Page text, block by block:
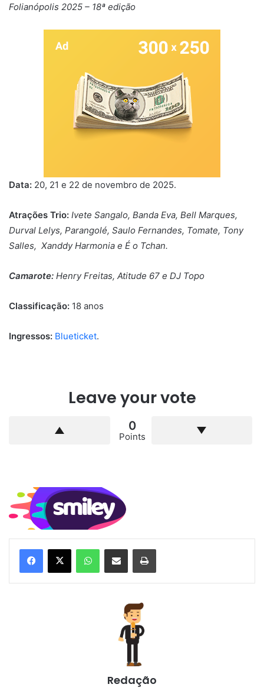
Folianópolis 2025 – 18ª edição
Data: 20, 21 e 22 de novembro de 2025.
Atrações Trio: Ivete Sangalo, Banda Eva, Bell Marques,
Durval Lelys, Parangolé, Saulo Fernandes, Tomate, Tony
Salles, Xanddy Harmonia e É o Tchan.
Camarote: Henry Freitas, Atitude 67 e DJ Topo
Classificação: 18 anos
Ingressos: Blueticket.
Leave your vote
0
Points
WhatsApp
Compartilhar via e-mail Imprimir
Redação